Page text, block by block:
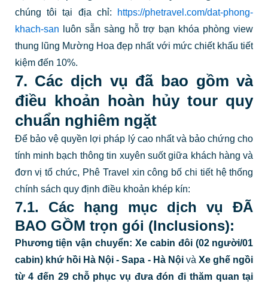
chúng tôi tại địa chỉ: https://phetravel.com/dat-phong-
khach-san luôn sẵn sàng hỗ trợ bạn khóa phòng view
thung lũng Mường Hoa đẹp nhất với mức chiết khấu tiết
kiệm đến 10%.
7. Các dịch vụ đã bao gồm và
điều khoản hoàn hủy tour quy
chuẩn nghiêm ngặt
Để bảo vệ quyền lợi pháp lý cao nhất và bảo chứng cho
tính minh bạch thông tin xuyên suốt giữa khách hàng và
đơn vị tổ chức, Phê Travel xin công bố chi tiết hệ thống
chính sách quy định điều khoản khép kín:
7.1. Các hạng mục dịch vụ ĐÃ
BAO GỒM trọn gói (Inclusions):
Phương tiện vận chuyển: Xe cabin đôi (02 người/01
cabin) khứ hồi Hà Nội - Sapa - Hà Nội vàXe ghế ngồi
từ 4 đến 29 chỗ phục vụ đưa đón đi thăm quan tại